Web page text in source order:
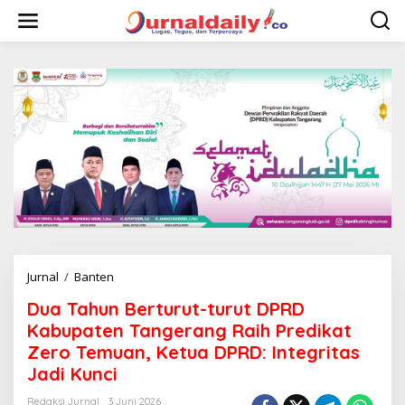
w
Jurnal / Banten
a
T
a
h
u
Dua Tahun Berturut-turut DPRD
Kabupaten Tangerang Raih Predikat
Zero Temuan, Ketua DPRD: Integritas
Jadi Kunci
Redaksi Jurnal
3 Juni 2026